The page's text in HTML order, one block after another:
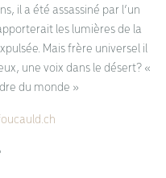
il a été assassiné par l’un
les lumières de la
Mais frère universel il
une voix dans le désert? «
du monde »